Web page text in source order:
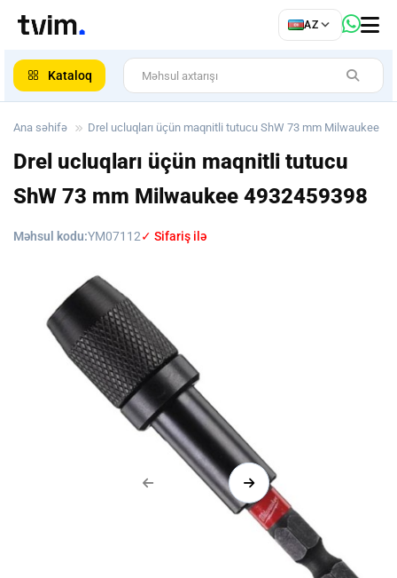
AZ
Kataloq
Ana səhifə Drel ucluqları üçün maqnitli tutucu ShW 73 mm Milwaukee
Drel ucluqları üçün maqnitli tutucu
ShW 73 mm Milwaukee 4932459398
Məhsul kodu:YM07112✓ Sifariş ilə